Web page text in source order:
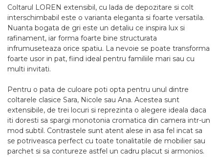
Coltarul LOREN extensibil, cu lada de depozitare si colt
interschimbabil este o varianta eleganta si foarte versatila.
Nuanta bogata de gri este un detaliu ce inspira lux si
rafinament, iar forma foarte bine structurata
infrumuseteaza orice spatiu. La nevoie se poate transforma
foarte usor in pat, fiind ideal pentru familiile mari sau cu
multi invitati.
Pentru o pata de culoare poti opta pentru unul dintre
coltarele clasice Sara, Nicole sau Ana. Acestea sunt
extensibile, de trei locuri si reprezinta o alegere ideala daca
iti doresti sa spargi monotonia cromatica din camera intr-un
mod subtil. Contrastele sunt atent alese in asa fel incat sa
se potriveasca perfect cu toate tonalitatile de mobilier sau
parchet si sa contureze astfel un cadru placut si armonios.